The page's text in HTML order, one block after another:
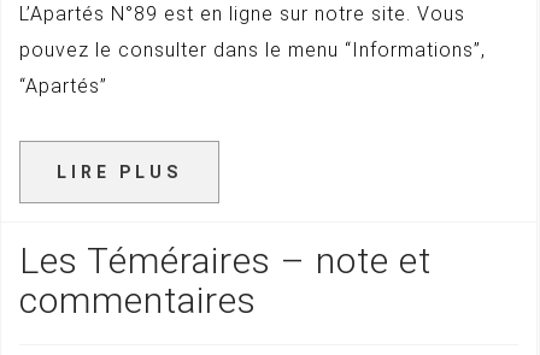
L’Apartés N°89 est en ligne sur notre site. Vous
pouvez le consulter dans le menu “Informations”,
“Apartés”
LIRE PLUS
Les Téméraires – note et
commentaires